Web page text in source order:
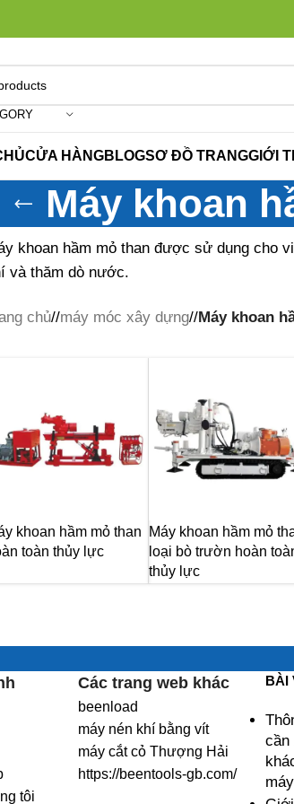
CỬA HÀNGBLOGSƠ ĐỒ TRANGGIỚI
Máy khoan
khoan hầm mỏ than được sử dụng cho
và thăm dò nước.
chủ/ máy móc xây dựng/ Máy khoan
khoan hầm mỏ than
toàn thủy lực
Máy khoan hầm mỏ
loại bò trườn hoàn
thủy lực
tôi
Các trang web khác
beenload
máy nén khí bằng vít
máy cắt cỏ Thượng Hải
https://beentools-gb.com/
BÀI
cần